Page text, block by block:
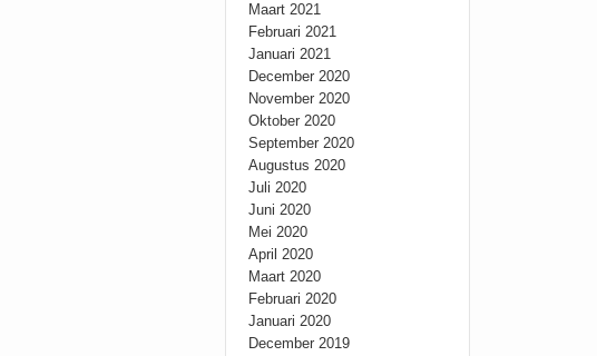
Maart 2021
Februari 2021
Januari 2021
December 2020
November 2020
Oktober 2020
September 2020
Augustus 2020
Juli 2020
Juni 2020
Mei 2020
April 2020
Maart 2020
Februari 2020
Januari 2020
December 2019